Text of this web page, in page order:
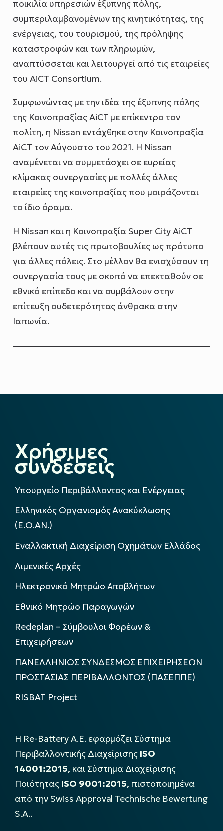
ποικιλία υπηρεσιών έξυπνης πόλης,
συμπεριλαμβανομένων της κινητικότητας, της
ενέργειας, του τουρισμού, της πρόληψης
καταστροφών και των πληρωμών,
αναπτύσσεται και λειτουργεί από τις εταιρείες
του AiCT Consortium.
Συμφωνώντας με την ιδέα της έξυπνης πόλης
της Κοινοπραξίας AiCT με επίκεντρο τον
πολίτη, η Nissan εντάχθηκε στην Κοινοπραξία
AiCT τον Αύγουστο του 2021. Η Nissan
αναμένεται να συμμετάσχει σε ευρείας
κλίμακας συνεργασίες με πολλές άλλες
εταιρείες της κοινοπραξίας που μοιράζονται
το ίδιο όραμα.
Η Nissan και η Κοινοπραξία Super City AiCT
βλέπουν αυτές τις πρωτοβουλίες ως πρότυπο
για άλλες πόλεις. Στο μέλλον θα ενισχύσουν τη
συνεργασία τους με σκοπό να επεκταθούν σε
εθνικό επίπεδο και να συμβάλουν στην
επίτευξη ουδετερότητας άνθρακα στην
Ιαπωνία.
Χρήσιμες
συνδέσεις
Υπουργείο Περιβάλλοντος και Ενέργειας
Ελληνικός Οργανισμός Ανακύκλωσης
(Ε.Ο.ΑΝ.)
Εναλλακτική Διαχείριση Οχημάτων Ελλάδος
Λιμενικές Αρχές
Ηλεκτρονικό Μητρώο Αποβλήτων
Εθνικό Μητρώο Παραγωγών
Redeplan – Σύμβουλοι Φορέων &
Επιχειρήσεων
ΠΑΝΕΛΛΗΝΙΟΣ ΣΥΝΔΕΣΜΟΣ ΕΠΙΧΕΙΡΗΣΕΩΝ
ΠΡΟΣΤΑΣΙΑΣ ΠΕΡΙΒΑΛΛΟΝΤΟΣ (ΠΑΣΕΠΠΕ)
RISBAT Project
Η Re-Battery Α.Ε. εφαρμόζει Σύστημα
Περιβαλλοντικής Διαχείρισης ISO
14001:2015, και Σύστημα Διαχείρισης
Ποιότητας ISO 9001:2015, πιστοποιημένα
από την Swiss Approval Technische Bewertung
S.A..